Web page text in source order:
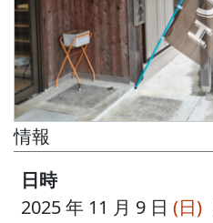
情報
日時
2025 年 11 月 9 日 (日)